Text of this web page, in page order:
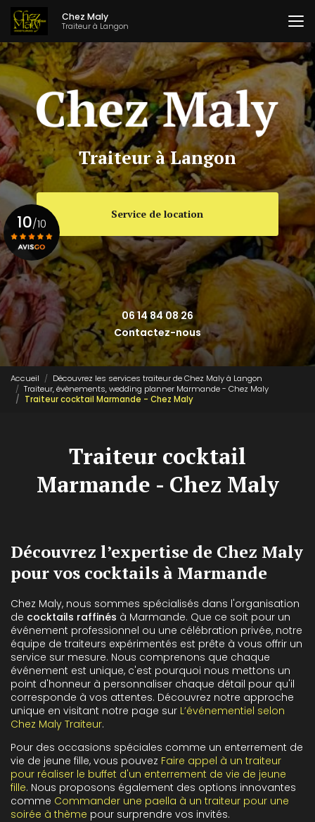
Aller
contenu
principal
Chez Maly
Traiteur à Langon
Traiteur à Langon
Service de location
06 14 84 08 26
Contactez-nous
10/10
Voir le certificat
Accueil
Découvrez les services traiteur de Chez Maly à Langon
Traiteur, évènements, wedding planner Marmande - Chez Maly
Traiteur cocktail Marmande - Chez Maly
Traiteur cocktail
Marmande - Chez Maly
Découvrez l’expertise de Chez Maly
pour vos cocktails à Marmande
Chez Maly, nous sommes spécialisés dans l'organisation
de cocktails raffinés à Marmande. Que ce soit pour un
événement professionnel ou une célébration privée, notre
équipe de traiteurs expérimentés est prête à vous offrir un
service sur mesure. Nous comprenons que chaque
événement est unique, c'est pourquoi nous mettons un
point d'honneur à personnaliser chaque détail pour qu'il
corresponde à vos attentes. Découvrez notre approche
unique en visitant notre page sur L’événementiel selon
Chez Maly Traiteur.
Pour des occasions spéciales comme un enterrement de
vie de jeune fille, vous pouvez Faire appel à un traiteur
pour réaliser le buffet d'un enterrement de vie de jeune
fille. Nous proposons également des options innovantes
comme Commander une paella à un traiteur pour une
soirée à thème pour surprendre vos invités.